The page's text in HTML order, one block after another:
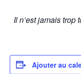
Il n’est jamais trop
Ajouter au